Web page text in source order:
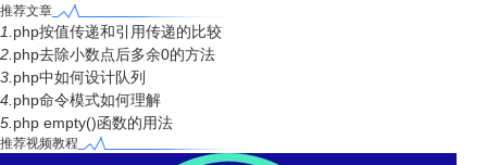
推荐文章
1. php按值传递和引用传递的比较
2. php去除小数点后多余0的方法
3. php中如何设计队列
4. php命令模式如何理解
5. php empty()函数的用法
推荐视频教程